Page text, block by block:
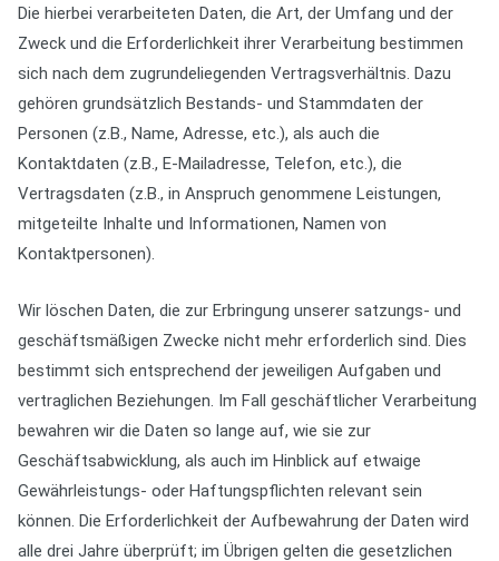
Die hierbei verarbeiteten Daten, die Art, der Umfang und der
Zweck und die Erforderlichkeit ihrer Verarbeitung bestimmen
sich nach dem zugrundeliegenden Vertragsverhältnis. Dazu
gehören grundsätzlich Bestands- und Stammdaten der
Personen (z.B., Name, Adresse, etc.), als auch die
Kontaktdaten (z.B., E-Mailadresse, Telefon, etc.), die
Vertragsdaten (z.B., in Anspruch genommene Leistungen,
mitgeteilte Inhalte und Informationen, Namen von
Kontaktpersonen).
Wir löschen Daten, die zur Erbringung unserer satzungs- und
geschäftsmäßigen Zwecke nicht mehr erforderlich sind. Dies
bestimmt sich entsprechend der jeweiligen Aufgaben und
vertraglichen Beziehungen. Im Fall geschäftlicher Verarbeitung
bewahren wir die Daten so lange auf, wie sie zur
Geschäftsabwicklung, als auch im Hinblick auf etwaige
Gewährleistungs- oder Haftungspflichten relevant sein
können. Die Erforderlichkeit der Aufbewahrung der Daten wird
alle drei Jahre überprüft; im Übrigen gelten die gesetzlichen